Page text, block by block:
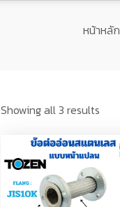
หน้าหลัก
Showing all 3 results